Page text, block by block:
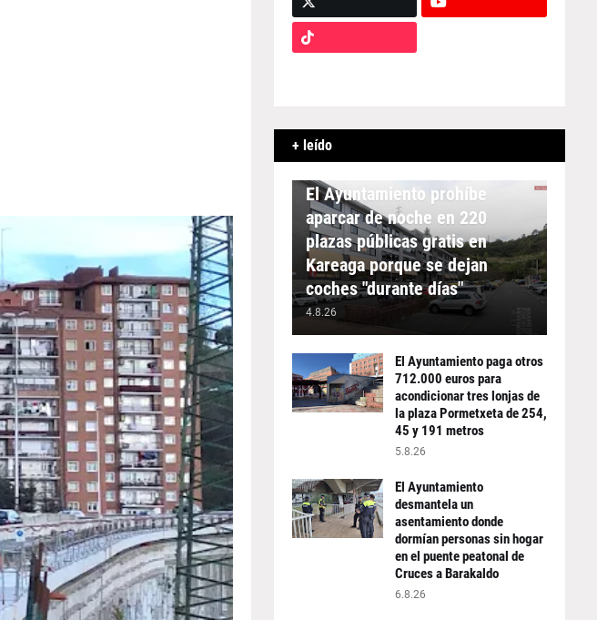
+ leído
APARCAMIENTO
El Ayuntamiento prohíbe
aparcar de noche en 220
plazas públicas gratis en
Kareaga porque se dejan
coches "durante días"
4.8.26
El Ayuntamiento paga otros
712.000 euros para
acondicionar tres lonjas de
la plaza Pormetxeta de 254,
45 y 191 metros
5.8.26
El Ayuntamiento
desmantela un
asentamiento donde
dormían personas sin hogar
en el puente peatonal de
Cruces a Barakaldo
6.8.26